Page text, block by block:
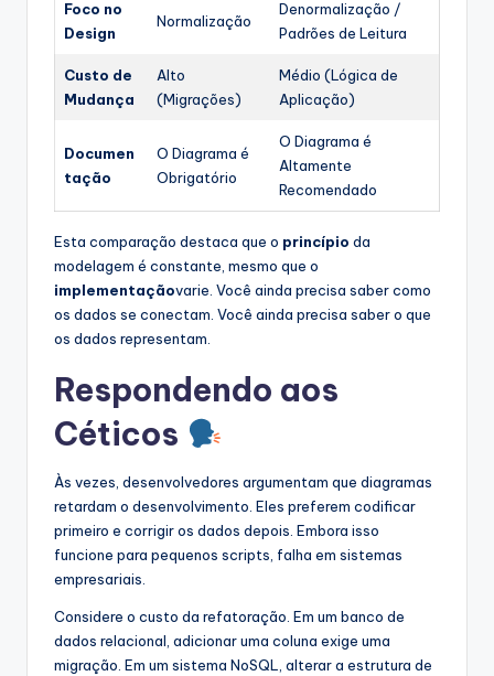
Foco no
Design
Normalização
Denormalização /
Padrões de Leitura
Custo de
Mudança
Alto
(Migrações)
Médio (Lógica de
Aplicação)
Documen
tação
O Diagrama é
Obrigatório
O Diagrama é
Altamente
Recomendado
Esta comparação destaca que o princípio da
modelagem é constante, mesmo que o
implementaçãovarie. Você ainda precisa saber como
os dados se conectam. Você ainda precisa saber o que
os dados representam.
Respondendo aos
Céticos
Às vezes, desenvolvedores argumentam que diagramas
retardam o desenvolvimento. Eles preferem codificar
primeiro e corrigir os dados depois. Embora isso
funcione para pequenos scripts, falha em sistemas
empresariais.
Considere o custo da refatoração. Em um banco de
dados relacional, adicionar uma coluna exige uma
migração. Em um sistema NoSQL, alterar a estrutura de